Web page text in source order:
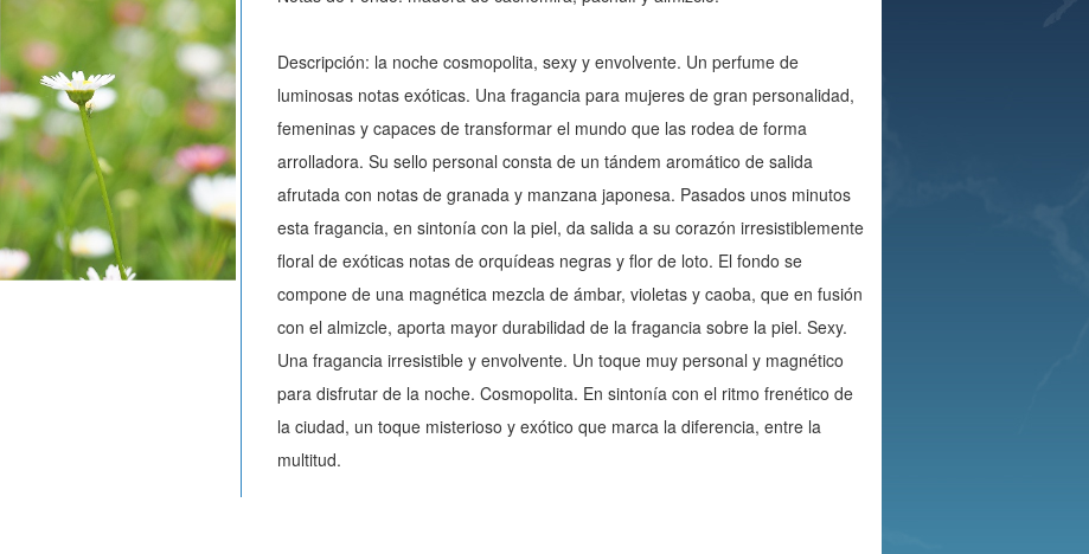
Descripción: la noche cosmopolita, sexy y envolvente. Un perfume de
luminosas notas exóticas. Una fragancia para mujeres de gran personalidad,
femeninas y capaces de transformar el mundo que las rodea de forma
arrolladora. Su sello personal consta de un tándem aromático de salida
afrutada con notas de granada y manzana japonesa. Pasados unos minutos
esta fragancia, en sintonía con la piel, da salida a su corazón irresistiblemente
floral de exóticas notas de orquídeas negras y flor de loto. El fondo se
compone de una magnética mezcla de ámbar, violetas y caoba, que en fusión
con el almizcle, aporta mayor durabilidad de la fragancia sobre la piel. Sexy.
Una fragancia irresistible y envolvente. Un toque muy personal y magnético
para disfrutar de la noche. Cosmopolita. En sintonía con el ritmo frenético de
la ciudad, un toque misterioso y exótico que marca la diferencia, entre la
multitud.